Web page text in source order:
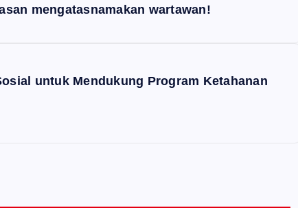
mengatasnamakan wartawan!
untuk Mendukung Program Ketahanan